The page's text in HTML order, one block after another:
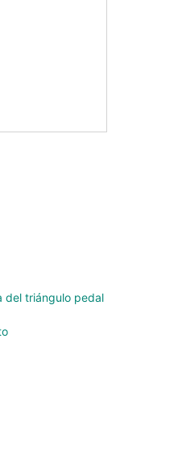
del triángulo pedal